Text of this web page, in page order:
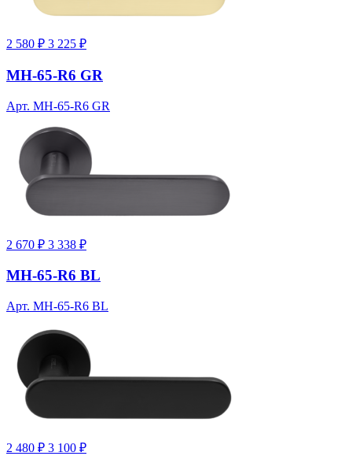
2 580 ₽ 3 225 ₽
MH-65-R6 GR
Арт. MH-65-R6 GR
2 670 ₽ 3 338 ₽
MH-65-R6 BL
Арт. MH-65-R6 BL
2 480 ₽ 3 100 ₽